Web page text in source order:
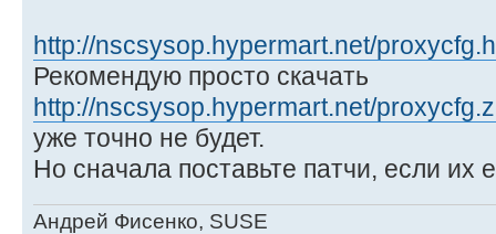
http://nscsysop.hypermart.net/
Рекомендую просто скачать
http://nscsysop.hypermart.net/
уже точно не будет.
Но сначала поставьте патчи, если их
Андрей Фисенко, SUSE